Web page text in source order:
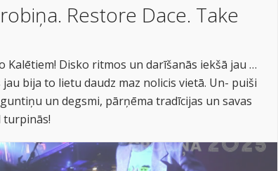
Restore Dace. Take
Kalētiem! Disko ritmos un darīšanās iekšā jau no
bija to lietu daudz maz nolicis vietā. Un- puiši
un degsmi, pārņēma tradīcijas un savas
turpinās!